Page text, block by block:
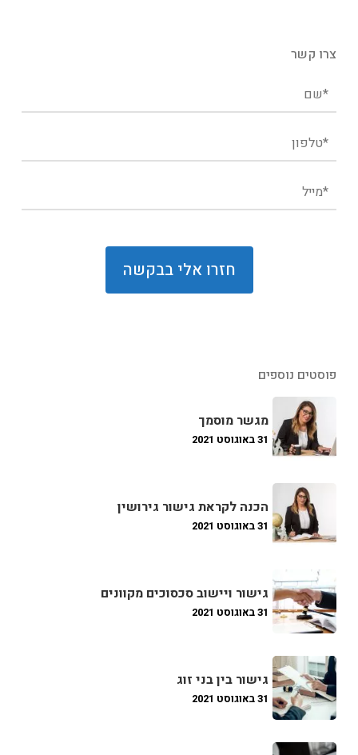
צרו קשר
פוסטים נוספים
מגשר מוסמך
31 באוגוסט 2021
הכנה לקראת גישור גירושין
31 באוגוסט 2021
גישור ויישוב סכסוכים מקוונים
31 באוגוסט 2021
גישור בין בני זוג
31 באוגוסט 2021